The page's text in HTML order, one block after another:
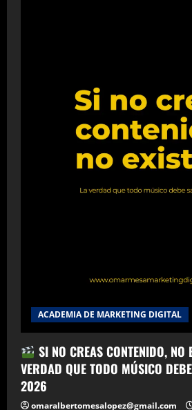
ACADEMIA DE MARKETING DIGITAL
SI NO CREAS CONTENIDO, NO
VERDAD QUE TODO MÚSICO
2026
omaralbertomesalopez@gmail.com